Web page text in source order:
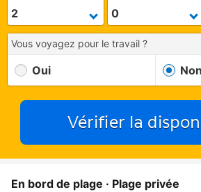
Vous voyagez pour le travail ?
Oui Non
Vérifier la
En bord de plage · Plage privée